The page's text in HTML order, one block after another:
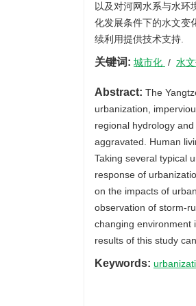
以及对河网水系与水环
化发展条件下的水文变
续利用提供技术支持.
关键词: 城市化 / 水
Abstract: The
urbanization,
regional hydrology
aggravated. Human
Taking several typical
response of
on the impacts of
observation of storm-
changing environment
results of this study
Keywords: